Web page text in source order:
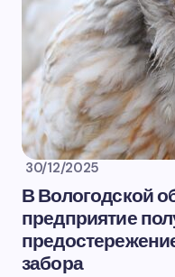
30/12/2025
В Вологодской
предприятие
забора